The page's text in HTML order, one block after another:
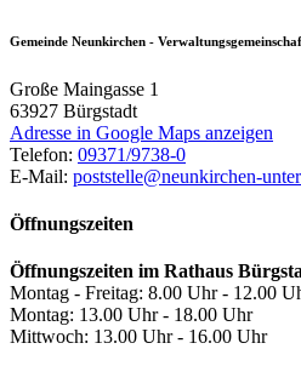
Gemeinde Neunkirchen -
Große Maingasse 1
63927 Bürgstadt
Adresse in Google Maps anzeigen
Telefon: 09371/9738-0
E-Mail: poststelle@neunkirchen-
Öffnungszeiten
Öffnungszeiten im Rathaus
Montag - Freitag: 8.00 Uhr - 12.00
Montag: 13.00 Uhr - 18.00 Uhr
Mittwoch: 13.00 Uhr - 16.00 Uhr